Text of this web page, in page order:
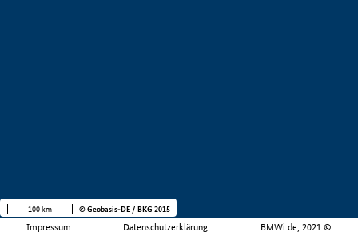
Impressum Datenschutzerklärung BMWi.de, 2021 ©
100 km © Geobasis-DE / BKG 2015